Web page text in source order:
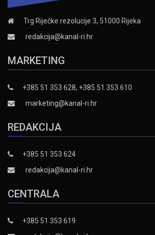
Trg Riječke rezolucije 3, 51000 Rijeka
redakcija@kanal-ri.hr
MARKETING
+385 51 353 628, +385 51 353 610
marketing@kanal-ri.hr
REDAKCIJA
+385 51 353 624
redakcija@kanal-ri.hr
CENTRALA
+385 51 353 619